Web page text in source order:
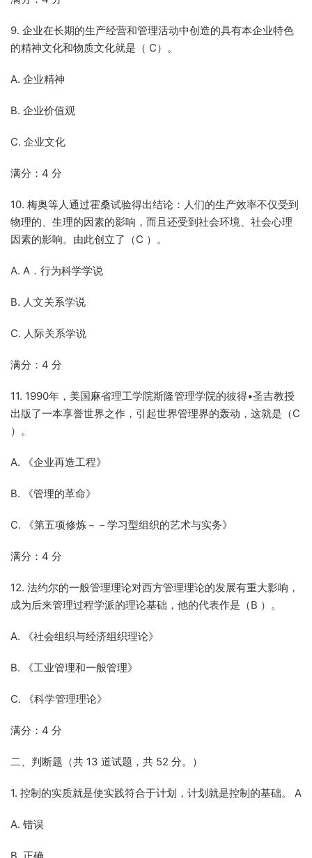
9. 企业在长期的生产经营和管理活动中创造的具有本企业特色
的精神文化和物质文化就是（ C）。
A. 企业精神
B. 企业价值观
C. 企业文化
满分：4 分
10. 梅奥等人通过霍桑试验得出结论：人们的生产效率不仅受到
物理的、生理的因素的影响，而且还受到社会环境、社会心理
因素的影响。由此创立了（C ）。
A. A．行为科学学说
B. 人文关系学说
C. 人际关系学说
满分：4 分
11. 1990年，美国麻省理工学院斯隆管理学院的彼得•圣吉教授
出版了一本享誉世界之作，引起世界管理界的轰动，这就是（C
）。
A. 《企业再造工程》
B. 《管理的革命》
C. 《第五项修炼－－学习型组织的艺术与实务》
满分：4 分
12. 法约尔的一般管理理论对西方管理理论的发展有重大影响，
成为后来管理过程学派的理论基础，他的代表作是（B ）。
A. 《社会组织与经济组织理论》
B. 《工业管理和一般管理》
C. 《科学管理理论》
满分：4 分
二、判断题（共 13 道试题，共 52 分。）
1. 控制的实质就是使实践符合于计划，计划就是控制的基础。 A
A. 错误